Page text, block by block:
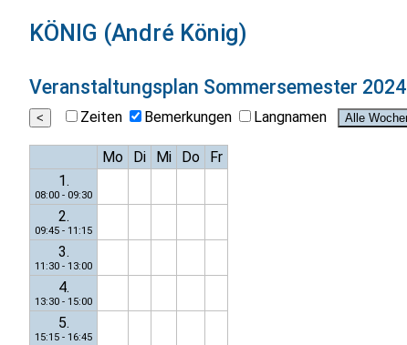
KÖNIG (André König)
Veranstaltungsplan Sommersemester 2024
Zeiten Bemerkungen Langnamen
Mo Di Mi Do
Fr
1.
08:00 - 09:30
2.
09:45 - 11:15
3.
11:30 - 13:00
4.
13:30 - 15:00
5.
15:15 - 16:45